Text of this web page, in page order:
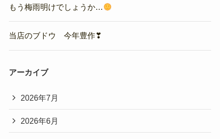
もう梅雨明けでしょうか…
当店のブドウ 今年豊作❣
アーカイブ
2026年7月
2026年6月